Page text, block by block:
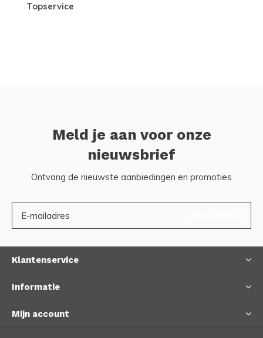
topservice
Meld je aan voor onze
nieuwsbrief
Ontvang de nieuwste aanbiedingen en promoties
Klantenservice
Informatie
Mijn account